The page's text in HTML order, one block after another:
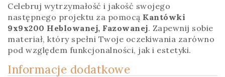
Celebruj wytrzymałość i jakość swojego
następnego projektu za pomocą Kantówki
9x9x200 Heblowanej, Fazowanej. Zapewnij sobie
materiał, który spełni Twoje oczekiwania zarówno
pod względem funkcjonalności, jak i estetyki.
Informacje dodatkowe